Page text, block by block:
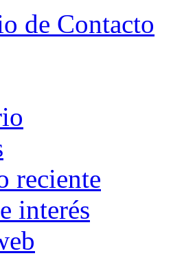
de Contacto
reciente
interés